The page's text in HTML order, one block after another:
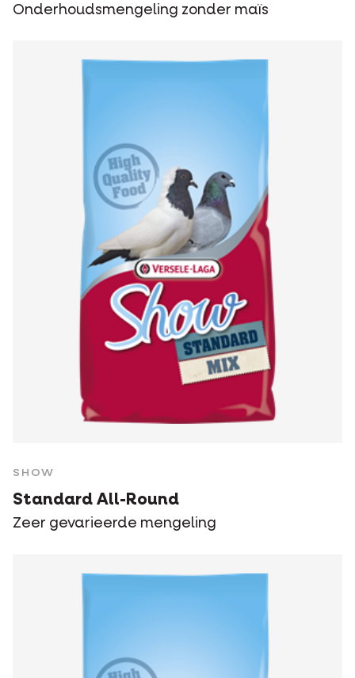
Onderhoudsmengeling zonder maïs
SHOW
Standard All-Round
Zeer gevarieerde mengeling